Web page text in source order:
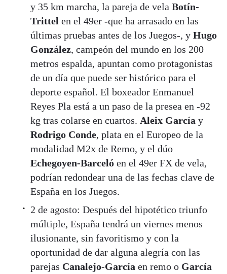
y 35 km marcha, la pareja de vela Botín-
Trittel en el 49er -que ha arrasado en las
últimas pruebas antes de los Juegos-, y Hugo
González, campeón del mundo en los 200
metros espalda, apuntan como protagonistas
de un día que puede ser histórico para el
deporte español. El boxeador Enmanuel
Reyes Pla está a un paso de la presea en -92
kg tras colarse en cuartos. Aleix García y
Rodrigo Conde, plata en el Europeo de la
modalidad M2x de Remo, y el dúo
Echegoyen-Barceló en el 49er FX de vela,
podrían redondear una de las fechas clave de
España en los Juegos.
2 de agosto: Después del hipotético triunfo
múltiple, España tendrá un viernes menos
ilusionante, sin favoritismo y con la
oportunidad de dar alguna alegría con las
parejas Canalejo-García en remo o García